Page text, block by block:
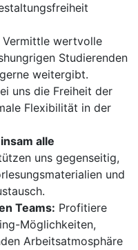
Vermittle wertvolle
Studierenden
weitergibt.
uns die Freiheit der
Flexibilität in der
alle
uns gegenseitig,
und
Teams: Profitiere
Möglichkeiten,
Arbeitsatmosphäre